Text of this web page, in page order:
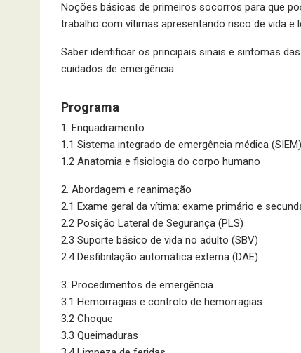
Noções básicas de primeiros socorros para que
trabalho com vítimas apresentando risco de vida e
Saber identificar os principais sinais e sintomas
cuidados de emergência
Programa
1. Enquadramento
1.1 Sistema integrado de emergência médica (SIEM)
1.2 Anatomia e fisiologia do corpo humano
2. Abordagem e reanimação
2.1 Exame geral da vítima: exame primário e
2.2 Posição Lateral de Segurança (PLS)
2.3 Suporte básico de vida no adulto (SBV)
2.4 Desfibrilação automática externa (DAE)
3. Procedimentos de emergência
3.1 Hemorragias e controlo de hemorragias
3.2 Choque
3.3 Queimaduras